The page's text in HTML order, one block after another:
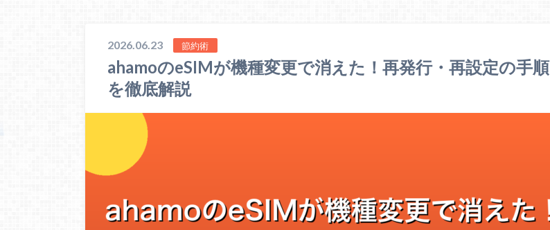
2026.06.23 節約術
ahamoのeSIMが機種変更で消えた！再発行・再設定の手順
を徹底解説